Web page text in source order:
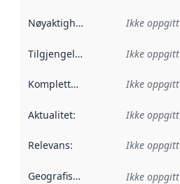
Nøyaktighet Ikke oppgitt
Tilgjengelighet Ikke oppgitt
Kompletthet Ikke oppgitt
Aktualitet: Ikke oppgitt
Relevans: Ikke oppgitt
Geografisk avgrensning :
Ikke oppgitt